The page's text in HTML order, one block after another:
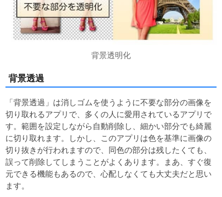
背景透明化
背景透過
「背景透過」は消しゴムを使うように不要な部分の画像を
切り取れるアプリで、多くの人に愛用されているアプリで
す。範囲を設定しながら自動削除し、細かい部分でも綺麗
に切り取れます。しかし、このアプリは色を基準に画像の
切り抜きが行われますので、同色の部分は残したくても、
誤って削除してしまうことがよくあります。まあ、すぐ復
元できる機能もあるので、心配しなくても大丈夫だと思い
ます。